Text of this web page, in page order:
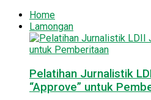
Home
Lamongan
Pelatihan Jurnalistik
“Approve” untuk